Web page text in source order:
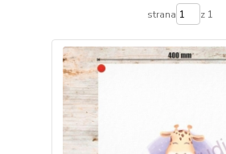
strana z 1